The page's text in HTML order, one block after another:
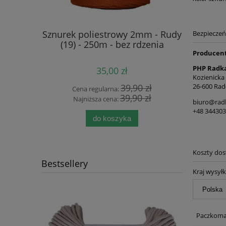
Sznurek poliestrowy 2mm - Rudy
(19) - 250m - bez rdzenia
35,00 zł
Cena regularna:39,90 zł
Najniższa cena:39,90 zł
do koszyka
Bestsellery
PHP
Kozienicka
26-600
+48
Koszty
Kraj